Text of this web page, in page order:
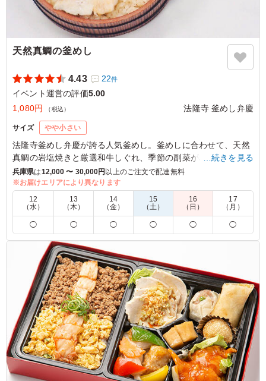
天然真鯛の釜めし
4.43 22件
イベント運営の評価5.00
1,080円
（税込） 法隆寺 釜めし弁慶
サイズ やや小さい
法隆寺釜めし弁慶が誇る人気釜めし。釜めしに合わせて、天然
真鯛の岩塩焼きと厳選和牛しぐれ、季節の副菜が堪能できる美
味しいお弁当です！
4.0
鯛の釜飯はテンションが上がるし人気でした。小ぶりです
が高級感もあり、鯛の味も美味しかったです。 卵焼きや
ほうれん草、にんじんで色鮮やかなのも嬉しいポイントで
した。
ご利用シーン：イベント運営›舞台
大阪府大阪市中央区大阪城2026/05/03
…続きを見る
兵庫県は12,000 〜 30,000円 以上のご注文で配達無料
※お届けエリアにより異なります
12
（水）
13
（木）
14
（金）
15
（土）
16
（日）
17
（月）
◯ ◯ ◯ ◯ ◯ ◯